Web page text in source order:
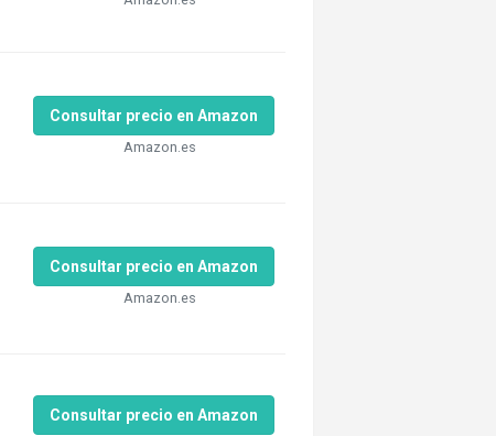
Consultar precio en Amazon
Amazon.es
Consultar precio en Amazon
Amazon.es
Consultar precio en Amazon